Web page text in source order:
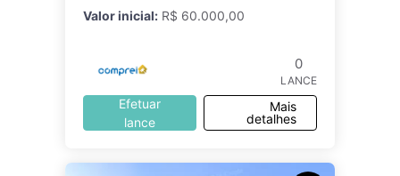
Valor inicial: R$ 60.000,00
0
LANCE
Efetuar
lance
Mais
detalhes